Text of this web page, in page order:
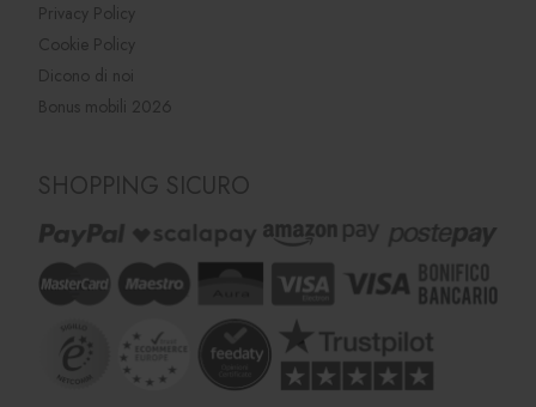
Privacy Policy
Cookie Policy
Dicono di noi
Bonus mobili 2026
SHOPPING SICURO